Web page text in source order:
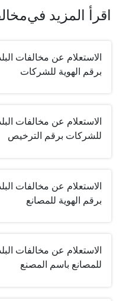
اقرأ المزيد في
الاستعلام عن مخالفات
برقم الهوية للشركات
الاستعلام عن مخالفات
للشركات برقم الترخيص
الاستعلام عن مخالفات
برقم الهوية للمصانع
الاستعلام عن مخالفات
للمصانع باسم المصنع